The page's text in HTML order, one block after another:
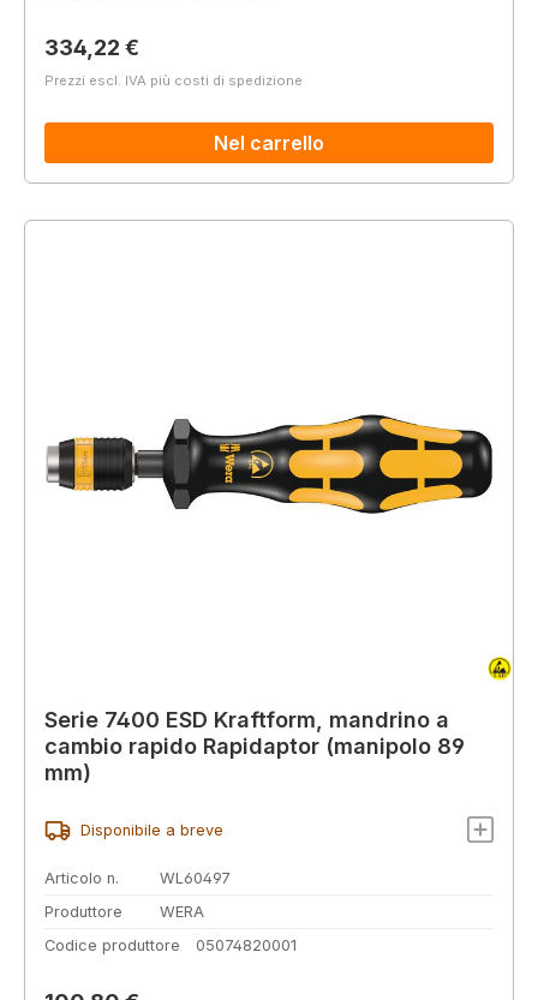
Prezzo normale:
334,22 €
Prezzi escl. IVA più costi di spedizione
Nel carrello
Serie 7400 ESD Kraftform, mandrino a
cambio rapido Rapidaptor (manipolo 89
mm)
Disponibile a breve
Articolo n.
WL60497
Produttore
WERA
Codice produttore
05074820001